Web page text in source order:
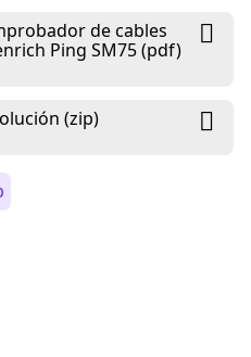
de cables
Ping SM75 (pdf)
(zip)